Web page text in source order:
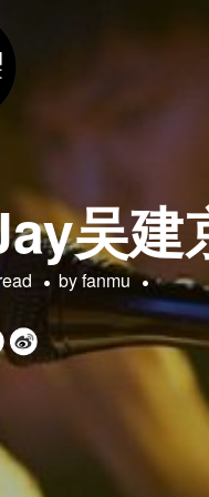
吴建
byfanmu